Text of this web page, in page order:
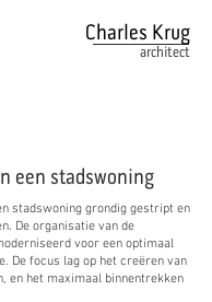
Charles Krug
architect
een stadswoning
stadswoning grondig gestript en
De organisatie van de
voor een optimaal
De focus lag op het creëren van
en het maximaal binnentrekken